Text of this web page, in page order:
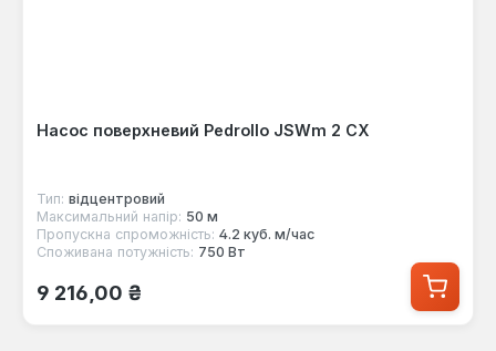
Насос поверхневий Pedrollo JSWm 2 CX
Тип: відцентровий
Максимальний напір: 50 м
Пропускна спроможність: 4.2 куб. м/час
Споживана потужність: 750 Вт
Звичайна ціна:
9 216,00 ₴